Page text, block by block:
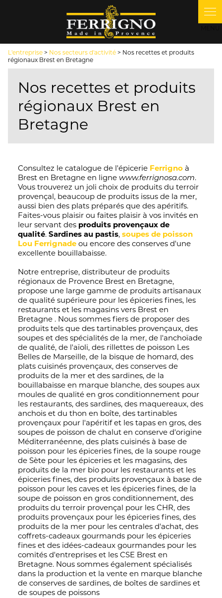
L'entreprise> Nos secteurs d'activité> Nos recettes et produits
régionaux Brest en Bretagne
Nos recettes et produits
régionaux Brest en
Bretagne
Consultez le catalogue de l'épicerie Ferrignoà
Brest en Bretagne en ligne www.ferrignosa.com.
Vous trouverez un joli choix de produits du terroir
provençal, beaucoup de produits issus de la mer,
aussi bien des plats préparés que des apéritifs.
Faites-vous plaisir ou faites plaisir à vos invités en
leur servant des produits provençaux de
qualité. Sardines au pastis, soupes de poisson
Lou Ferrignadeou encore des conserves d'une
excellente bouillabaisse.
Notre entreprise, distributeur de produits
régionaux de Provence Brest en Bretagne,
propose une large gamme de produits artisanaux
de qualité supérieure pour les épiceries fines, les
restaurants et les magasins vers Brest en
Bretagne . Nous sommes fiers de proposer des
produits tels que des tartinables provençaux, des
soupes et des spécialités de la mer, de l'anchoïade
de qualité, de l'aïoli, des rillettes de poisson Les
Belles de Marseille, de la bisque de homard, des
plats cuisinés provençaux, des conserves de
produits de la mer et des sardines, de la
bouillabaisse en marque blanche, des soupes aux
moules de qualité en gros conditionnement pour
les restaurants, des sardines, des maquereaux, des
anchois et du thon en boîte, des tartinables
provençaux pour l'apéritif et les tapas en gros, des
soupes de poisson de chalut en conserve d'origine
Méditerranéenne, des plats cuisinés à base de
poisson pour les épiceries fines, de la soupe rouge
de Sète pour les épiceries et les magasins, des
produits de la mer bio pour les restaurants et les
épiceries fines, des produits provençaux à base de
poisson pour les caves et les épiceries fines, de la
soupe de poisson en gros conditionnement, des
produits du terroir provençal pour les CHR, des
produits provençaux pour les épiceries fines, des
produits de la mer pour les centrales d'achat, des
coffrets-cadeaux gourmands pour les épiceries
fines et des idées-cadeaux gourmandes pour les
comités d'entreprises et les CSE Brest en
Bretagne. Nous sommes également spécialisés
dans la production et la vente en marque blanche
de conserves de sardines, de boîtes de sardines et
de soupes de poissons
Panneau de gestion des cookies